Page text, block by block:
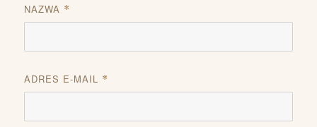
NAZWA *
ADRES E-MAIL *